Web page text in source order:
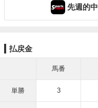
先週的
払戻金
馬番
単勝 3